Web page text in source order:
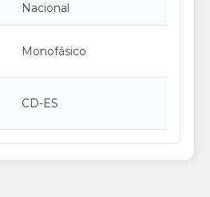
Nacional
Monofásico
CD-ES